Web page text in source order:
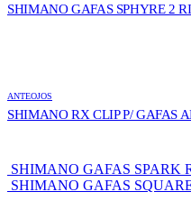
SHIMANO GAFAS SPHYRE 2
ANTEOJOS
SHIMANO RX CLIP P/ GAFAS
SHIMANO GAFAS SPARK
SHIMANO GAFAS